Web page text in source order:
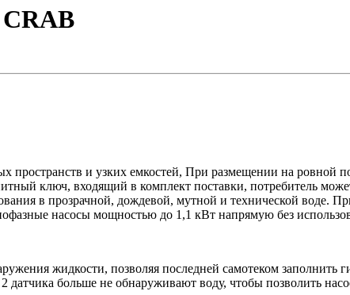
CRAB
пространств и узких емкостей, При размещении на ровной
ключ, входящий в комплект поставки, потребитель
в прозрачной, дождевой, мутной и технической воде.
насосы мощностью до 1,1 кВт напрямую без
жидкости, позволяя последней самотеком заполнить
датчика больше не обнаруживают воду, чтобы позволить